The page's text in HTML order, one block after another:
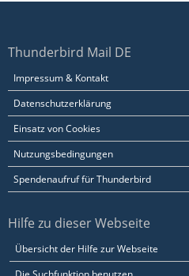
Thunderbird Mail DE
Impressum & Kontakt
Datenschutzerklärung
Einsatz von Cookies
Nutzungsbedingungen
Spendenaufruf für Thunderbird
Hilfe zu dieser Webseite
Übersicht der Hilfe zur Webseite